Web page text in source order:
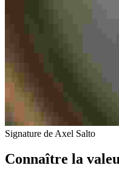
Signature de Axel Salto
Connaître la